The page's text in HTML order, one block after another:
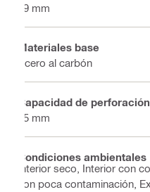
19 mm
Materiales base
Acero al carbón
Capacidad de
15 mm
Condiciones ambientales
Interior seco, Interior con
con poca contaminación,